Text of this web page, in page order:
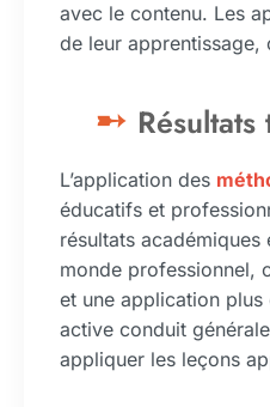
avec le contenu. Les
de leur apprentissage,
L’application des
éducatifs et
résultats académiques
monde professionnel,
et une application
active conduit
appliquer les leçons